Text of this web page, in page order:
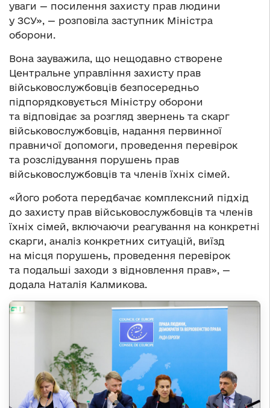
уваги — посилення захисту прав людини
у ЗСУ», — розповіла заступник Міністра
оборони.
Вона зауважила, що нещодавно створене
Центральне управління захисту прав
військовослужбовців безпосередньо
підпорядковується Міністру оборони
та відповідає за розгляд звернень та скарг
військовослужбовців, надання первинної
правничої допомоги, проведення перевірок
та розслідування порушень прав
військовослужбовців та членів їхніх сімей.
«Його робота передбачає комплексний підхід
до захисту прав військовослужбовців та членів
їхніх сімей, включаючи реагування на конкретні
скарги, аналіз конкретних ситуацій, виїзд
на місця порушень, проведення перевірок
та подальші заходи з відновлення прав», —
додала Наталія Калмикова.